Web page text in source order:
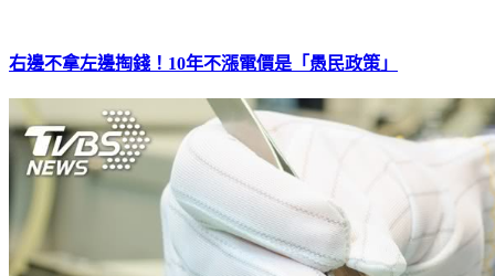
右邊不拿左邊掏錢！10年不漲電價是「愚民政策」